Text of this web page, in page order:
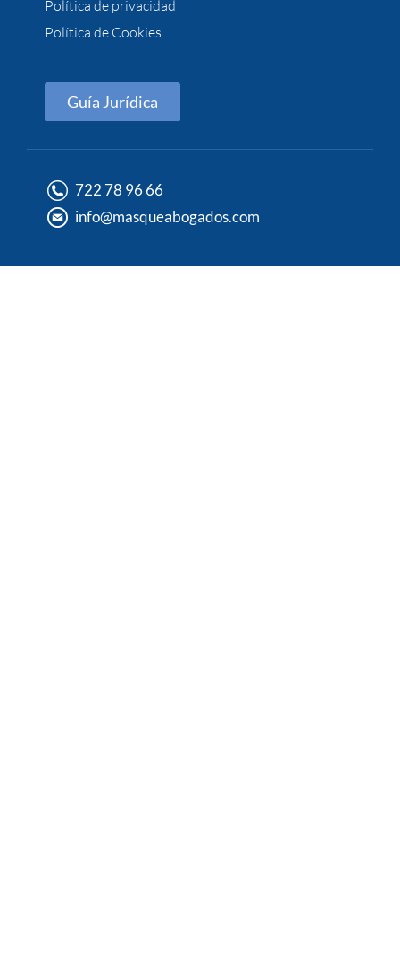
Política de privacidad
Política de Cookies
Guía Jurídica
722 78 96 66
info@masqueabogados.com